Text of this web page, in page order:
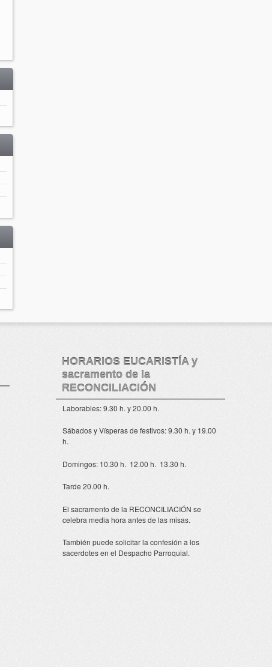
HORARIOS EUCARISTÍA y
sacramento de la
RECONCILIACIÓN
Laborables: 9.30 h. y 20.00 h.
Sábados y Vísperas de festivos: 9.30 h. y 19.00
h.
Domingos: 10.30 h. 12.00 h. 13.30 h.
Tarde 20.00 h.
El sacramento de la RECONCILIACIÓN se
celebra media hora antes de las misas.
También puede solicitar la confesión a los
sacerdotes en el Despacho Parroquial.